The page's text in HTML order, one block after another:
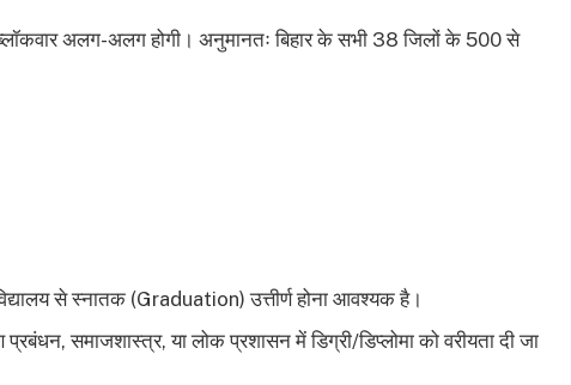
ब्लॉकवार अलग-अलग होगी। अनुमानतः बिहार के सभी 38 जिलों के 500 से
से स्नातक (Graduation) उत्तीर्ण होना आवश्यक है।
प्रबंधन, समाजशास्त्र, या लोक प्रशासन में डिग्री/डिप्लोमा को वरीयता दी जा